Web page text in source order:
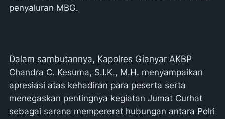
penyaluran MBG.
Dalam sambutannya, Kapolres Gianyar AKBP
Chandra C. Kesuma, S.I.K., M.H. menyampaikan
apresiasi atas kehadiran para peserta serta
menegaskan pentingnya kegiatan Jumat Curhat
sebagai sarana mempererat hubungan antara Polri